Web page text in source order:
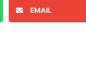
EMAIL